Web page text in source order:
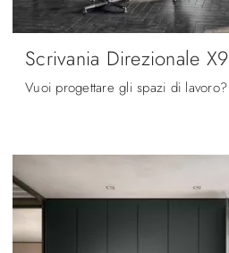
Scrivania Direzionale X9